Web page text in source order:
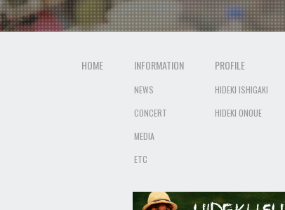
HOME INFORMATION
NEWS
CONCERT
MEDIA
ETC
PROFILE
HIDEKI ISHIGAKI
HIDEKI ONOUE